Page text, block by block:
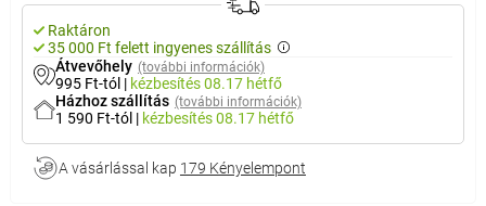
Raktáron
35 000 Ft felett ingyenes szállítás
Átvevőhely (további információk)
995 Ft-tól | kézbesítés08.17 hétfő
Házhoz szállítás (további információk)
1 590 Ft-tól | kézbesítés08.17 hétfő
A vásárlással kap 179 Kényelempont